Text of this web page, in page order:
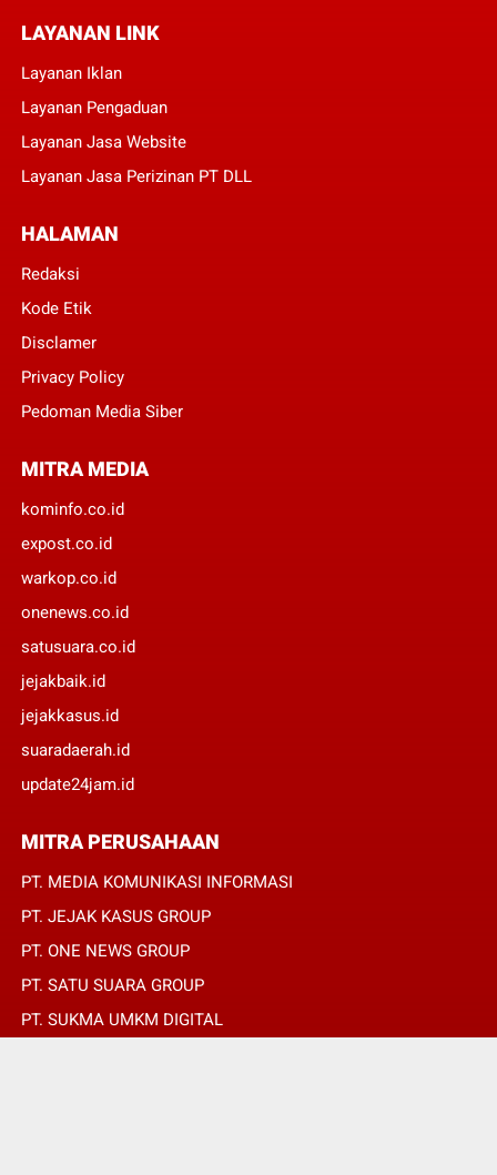
LAYANAN LINK
Layanan Iklan
Layanan Pengaduan
Layanan Jasa Website
Layanan Jasa Perizinan PT DLL
HALAMAN
Redaksi
Kode Etik
Disclamer
Privacy Policy
Pedoman Media Siber
MITRA MEDIA
kominfo.co.id
expost.co.id
warkop.co.id
onenews.co.id
satusuara.co.id
jejakbaik.id
jejakkasus.id
suaradaerah.id
update24jam.id
MITRA PERUSAHAAN
PT. MEDIA KOMUNIKASI INFORMASI
PT. JEJAK KASUS GROUP
PT. ONE NEWS GROUP
PT. SATU SUARA GROUP
PT. SUKMA UMKM DIGITAL